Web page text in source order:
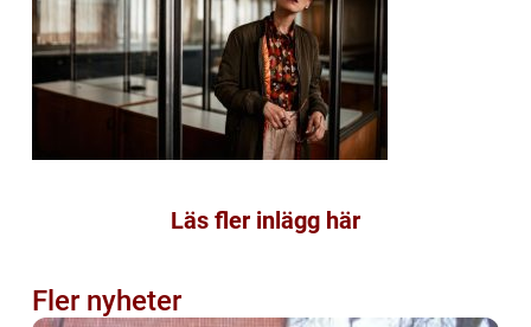
Läs fler inlägg här
Fler nyheter